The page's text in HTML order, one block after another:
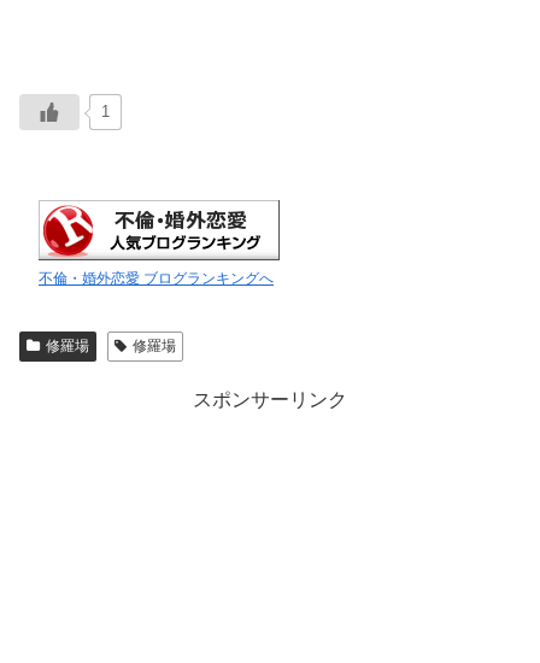
1
不倫・婚外恋愛 ブログランキングへ
修羅場 修羅場
スポンサーリンク